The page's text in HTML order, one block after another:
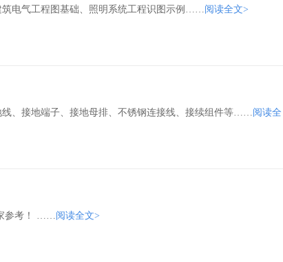
电气工程图基础、照明系统工程识图示例……阅读全文>
、接地端子、接地母排、不锈钢连接线、接续组件等……阅读全
参考！ ……阅读全文>